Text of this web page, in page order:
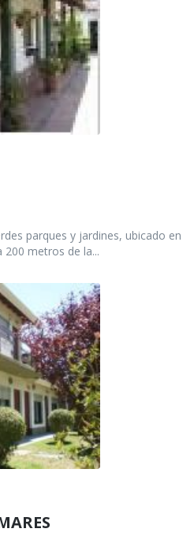
parques y jardines, ubicado en
200 metros de la...